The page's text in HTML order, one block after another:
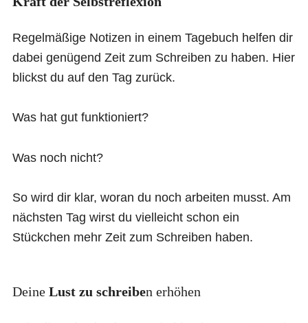
Regelmäßige Notizen in einem Tagebuch helfen dir
dabei genügend Zeit zum Schreiben zu haben. Hier
blickst du auf den Tag zurück.
Was hat gut funktioniert?
Was noch nicht?
So wird dir klar, woran du noch arbeiten musst. Am
nächsten Tag wirst du vielleicht schon ein
Stückchen mehr Zeit zum Schreiben haben.
Deine Lust zu schreiben erhöhen